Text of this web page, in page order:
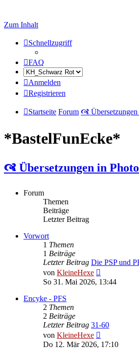
Zum Inhalt
Schnellzugriff
FAQ
Anmelden
Registrieren
Startseite Forum 🙧
*BastelFunEcke*
🙧 Übersetzungen in
Forum
Themen
Beiträge
Letzter Beitrag
Vorwort
1 Themen
1 Beiträge
Letzter Beitrag Die PSP und
von KleineHexe
Beitrag
So 31. Mai 2026, 13:44
Encyke - PFS
2 Themen
2 Beiträge
Letzter Beitrag 31-60
von KleineHexe
Beitrag
Do 12. Mär 2026, 17:10